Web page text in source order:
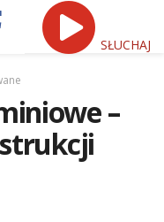
SŁUCHAJ
–